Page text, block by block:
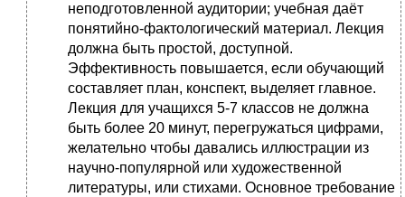
неподготовленной аудитории; учебная даёт
понятийно-фактологический материал. Лекция
должна быть простой, доступной.
Эффективность повышается, если обучающий
составляет план, конспект, выделяет главное.
Лекция для учащихся 5-7 классов не должна
быть более 20 минут, перегружаться цифрами,
желательно чтобы давались иллюстрации из
научно-популярной или художественной
литературы, или стихами. Основное требование